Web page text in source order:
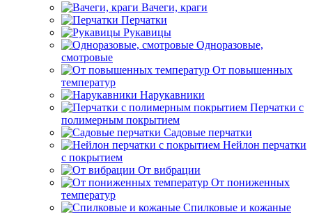
Вачеги, краги
Перчатки
Рукавицы
Одноразовые,
смотровые
От повышенных
температур
Нарукавники
Перчатки с
полимерным покрытием
Садовые перчатки
Нейлон перчатки
с покрытием
От вибрации
От пониженных
температур
Спилковые и кожаные